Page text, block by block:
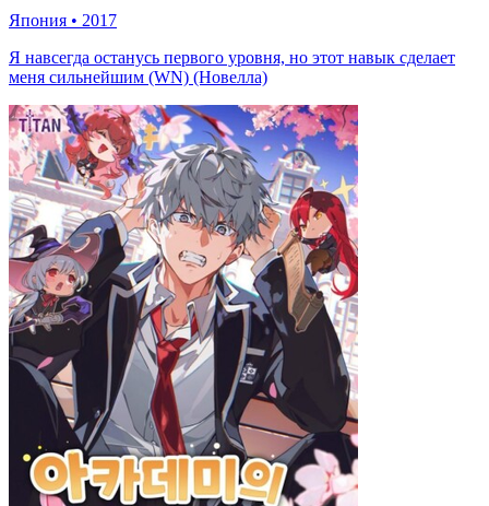
Япония • 2017
Я навсегда останусь первого уровня, но этот навык сделает
меня сильнейшим (WN) (Новелла)